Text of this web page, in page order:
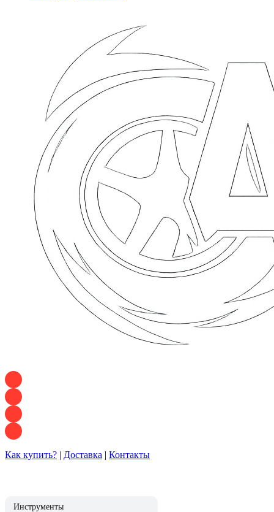
Как купить? | Доставка | Контакты
Инструменты